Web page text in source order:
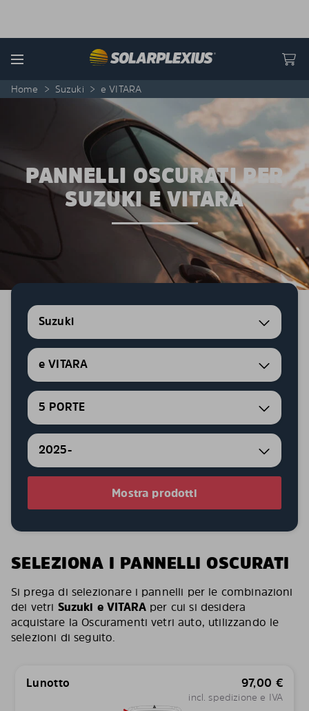
Menu
Home > Suzuki > e VITARA
PANNELLI OSCURATI PER
SUZUKI E VITARA
Suzuki
e VITARA
5 PORTE
2025-
Mostra prodotti
SELEZIONA I PANNELLI OSCURATI
Si prega di selezionare i pannelli per le combinazioni
dei vetri Suzuki e VITARA per cui si desidera
acquistare la Oscuramenti vetri auto, utilizzando le
selezioni di seguito.
Lunotto 97,00 €
incl. spedizione e IVA